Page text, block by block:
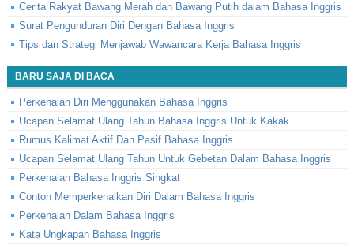
Cerita Rakyat Bawang Merah dan Bawang Putih dalam Bahasa Inggris
Surat Pengunduran Diri Dengan Bahasa Inggris
Tips dan Strategi Menjawab Wawancara Kerja Bahasa Inggris
BARU SAJA DI BACA
Perkenalan Diri Menggunakan Bahasa Inggris
Ucapan Selamat Ulang Tahun Bahasa Inggris Untuk Kakak
Rumus Kalimat Aktif Dan Pasif Bahasa Inggris
Ucapan Selamat Ulang Tahun Untuk Gebetan Dalam Bahasa Inggris
Perkenalan Bahasa Inggris Singkat
Contoh Memperkenalkan Diri Dalam Bahasa Inggris
Perkenalan Dalam Bahasa Inggris
Kata Ungkapan Bahasa Inggris